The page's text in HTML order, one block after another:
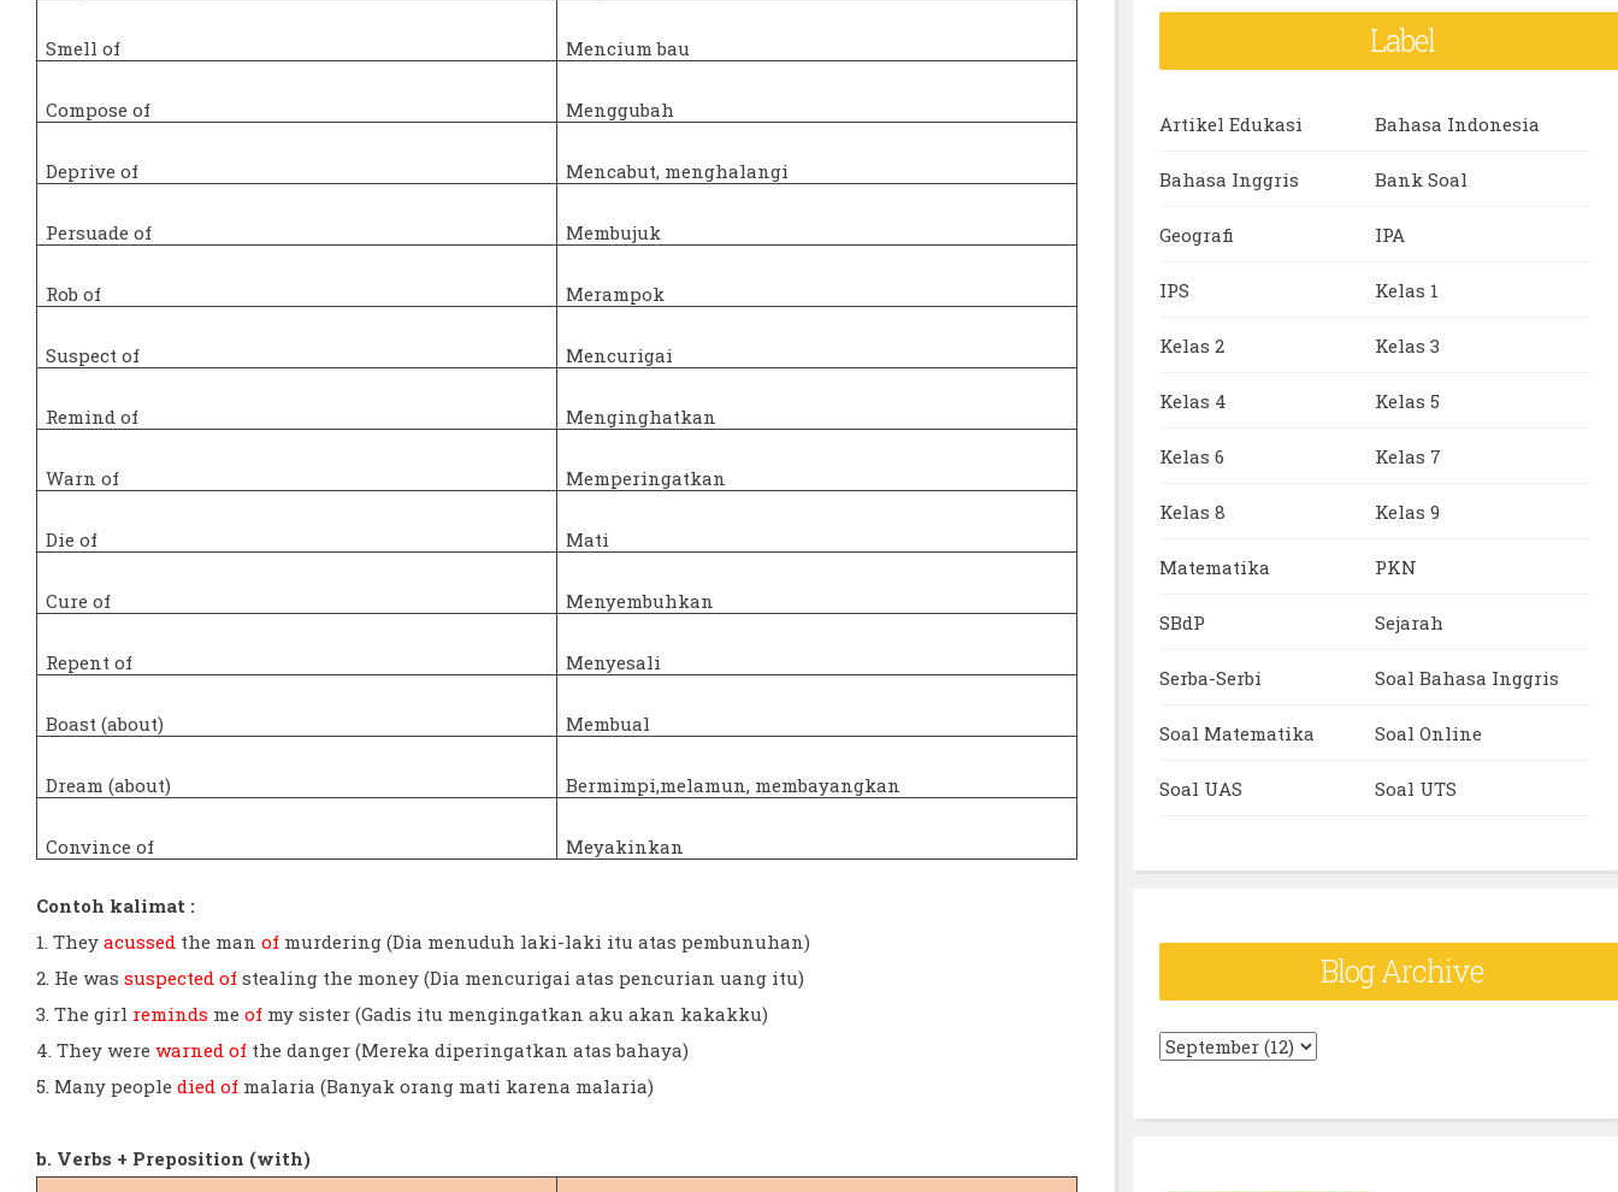
Smell of Mencium bau
Compose of Menggubah
Deprive of Mencabut, menghalangi
Persuade of Membujuk
Rob of Merampok
Suspect of Mencurigai
Remind of Menginghatkan
Warn of Memperingatkan
Die of Mati
Cure of Menyembuhkan
Repent of Menyesali
Boast (about) Membual
Dream (about) Bermimpi,melamun, membayangkan
Convince of Meyakinkan
Contoh kalimat :
1. They acussed the man of murdering (Dia menuduh laki-laki itu atas pembunuhan)
2. He was suspected of stealing the money (Dia mencurigai atas pencurian uang itu)
3. The girl reminds me of my sister (Gadis itu mengingatkan aku akan kakakku)
4. They were warned of the danger (Mereka diperingatkan atas bahaya)
5. Many people died of malaria (Banyak orang mati karena malaria)
b. Verbs + Preposition (with)
Label
Artikel Edukasi Bahasa Indonesia
Bahasa Inggris Bank Soal
Geografi IPA
IPS Kelas 1
Kelas 2 Kelas 3
Kelas 4 Kelas 5
Kelas 6 Kelas 7
Kelas 8 Kelas 9
Matematika PKN
SBdP Sejarah
Serba-Serbi Soal Bahasa Inggris
Soal Matematika Soal Online
Soal UAS Soal UTS
Blog Archive